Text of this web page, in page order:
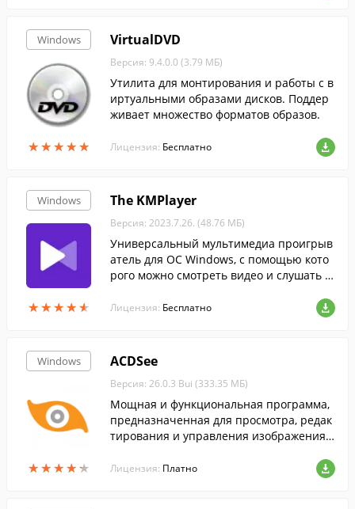
Windows
★★★★★
★★★★★
VirtualDVD
Версия: 9.4.0.0 (3.79 МБ)
Утилита для монтирования и работы с в
иртуальными образами дисков. Поддер
живает множество форматов образов.
Лицензия: Бесплатно
Windows
★★★★★
★★★★★
The KMPlayer
Версия: 2023.7.26. (48.76 МБ)
Универсальный мультимедиа проигрыв
атель для ОС Windows, с помощью кото
рого можно смотреть видео и слушать м
Лицензия: Бесплатно
Windows
★★★★★
★★★★★
ACDSee
Версия: 26.0.3 Bui (333.35 МБ)
Мощная и функциональная программа,
предназначенная для просмотра, редак
тирования и управления изображениям
Лицензия: Платно